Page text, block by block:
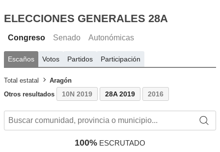
ELECCIONES GENERALES 28A
Congreso Senado Autonómicas
Escaños Votos Partidos Participación
Total estatal
Aragón
Otros resultados
10N 2019 28A 2019 2016
100% ESCRUTADO